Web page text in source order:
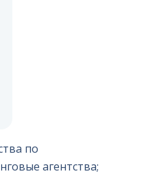
по
агентства;